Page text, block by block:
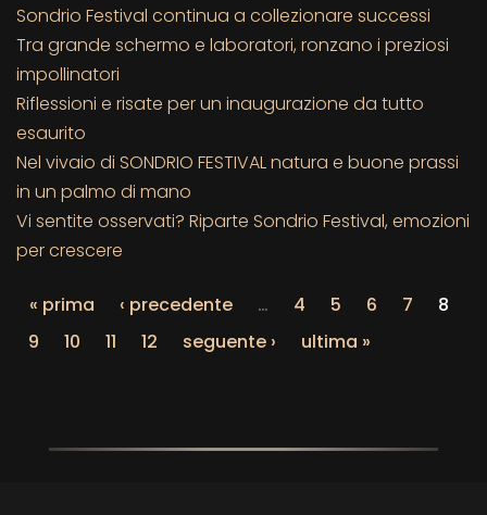
Sondrio Festival continua a collezionare successi
Tra grande schermo e laboratori, ronzano i preziosi
impollinatori
Riflessioni e risate per un inaugurazione da tutto
esaurito
Nel vivaio di SONDRIO FESTIVAL natura e buone prassi
in un palmo di mano
Vi sentite osservati? Riparte Sondrio Festival, emozioni
per crescere
« prima ‹ precedente … 4 5 6 7
8
9
10 11 12 seguente › ultima »